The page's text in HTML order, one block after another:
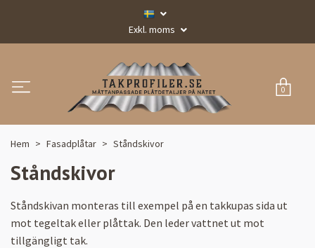
Exkl. moms
0
Hem Fasadplåtar Ståndskivor
Ståndskivor
Ståndskivan monteras till exempel på en takkupas sida ut
mot tegeltak eller plåttak. Den leder vattnet ut mot
tillgängligt tak.